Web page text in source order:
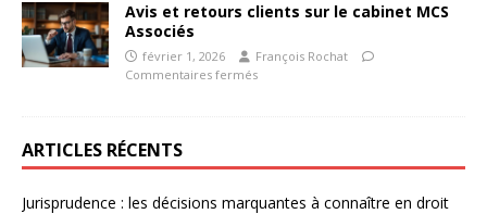
Avis et retours clients sur le cabinet MCS
Associés
février 1, 2026
François Rochat
Commentaires fermés
ARTICLES RÉCENTS
Jurisprudence : les décisions marquantes à connaître en droit